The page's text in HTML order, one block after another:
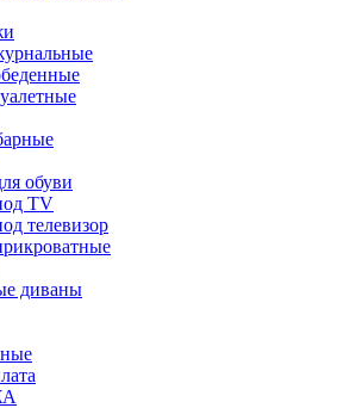
обуви
TV
телевизор
диваны